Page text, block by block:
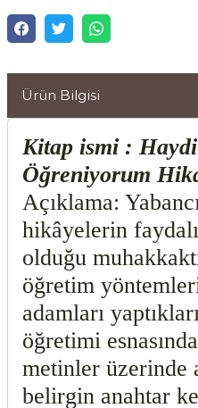
Ürün Bilgisi
Kitap ismi :
Öğreniyorum
Açıklama:
hikâyelerin
olduğu
öğretim
adamları
öğretimi
metinler üzerinde
belirgin anahtar